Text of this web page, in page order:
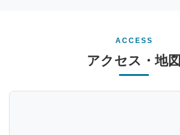
ACCESS
アクセス・地図